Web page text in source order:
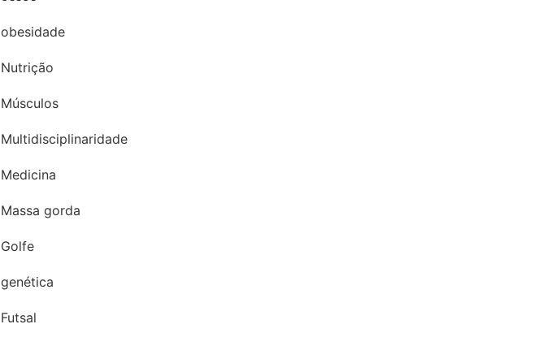
obesidade
Nutrição
Músculos
Multidisciplinaridade
Medicina
Massa gorda
Golfe
genética
Futsal